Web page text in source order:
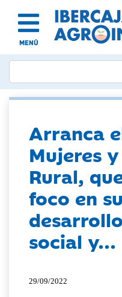
MENÚ
Arranca
Mujeres
Rural,
foco en
social y...
29/09/2022